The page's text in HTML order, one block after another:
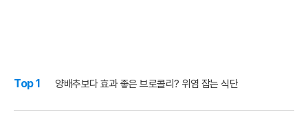
Top 1 양배추보다 효과 좋은 브로콜리? 위염 잡는 식단